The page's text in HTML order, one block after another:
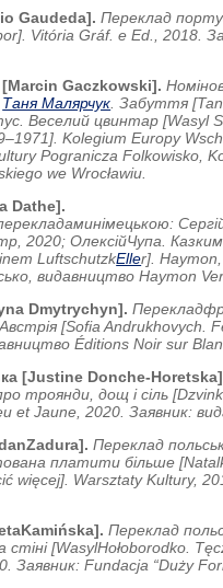
Gaudeda]. Переклад
Vitória Gráf. e Ed., 2018.
[Marcin Gaczkowski].
Таня Малярчук . Забуття
Веселий цвинтар [Wasyl
Kolegium Europy
Pogranicza Folkowisko,
we Wrocławiu.
Dathe].
німецькою:
2020;ОлексійЧупа .Казки
LuftschutzkEller].
,видавництво Haymon
Dmytrychyn]. Переклад
Австрія [Sofia Andrukhovych.
Éditions Noir sur
[Justine Donche-
про троянди, дощ і сіль
et Jaune, 2020.Заявник:
Zadura]. Переклад
платити більше [
ćwięcej]. Warsztaty Kultury,
Kamińska]. Переклад
стіні [WasylHołoborodko Tę
Заявник: Fundacja “Duży